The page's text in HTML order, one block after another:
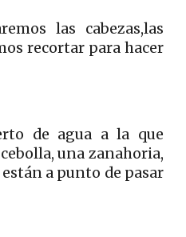
las cabezas,las
recortar para hacer
de agua a la que
una zanahoria,
a punto de pasar